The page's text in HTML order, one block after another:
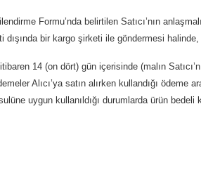
Formu’nda belirtilen Satıcı’nın
dışında bir kargo şirketi ile göndermesi
14 (on dört) gün içerisinde (malın
Alıcı’ya satın alırken kullandığı
uygun kullanıldığı durumlarda ürün